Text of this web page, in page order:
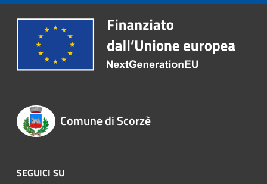
Comune di Scorzè
SEGUICI SU